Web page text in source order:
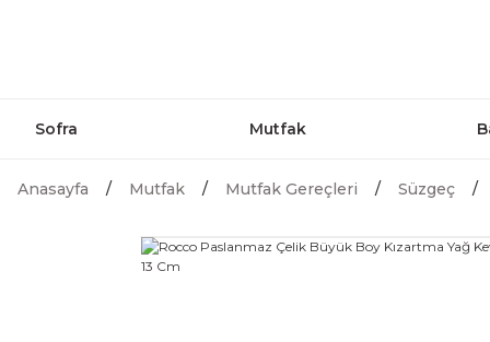
Sofra Mutfak
Anasayfa Mutfak Mutfak Gereçleri Süzgeç